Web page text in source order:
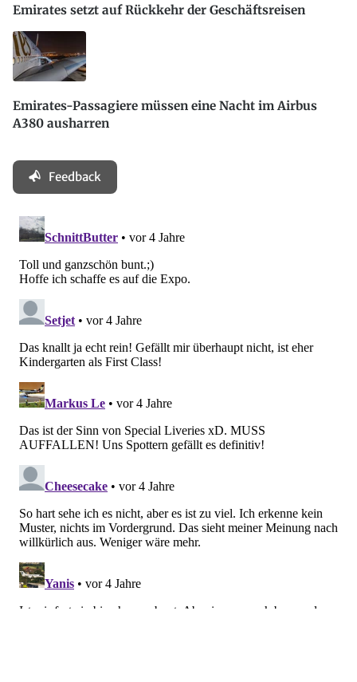
Emirates setzt auf Rückkehr der Geschäftsreisen
Emirates-Passagiere müssen eine Nacht im Airbus
A380 ausharren
Feedback